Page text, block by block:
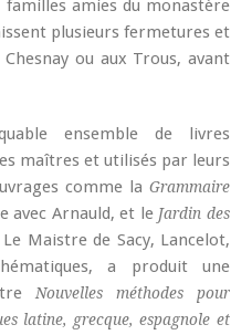
familles amies du monastère
plusieurs fermetures et
ou aux Trous, avant
ensemble de livres
maîtres et utilisés par leurs
comme la Grammaire
avec Arnauld, et le Jardin des
Maistre de Sacy, Lancelot,
a produit une
Nouvelles
méthodes pour
latine, grecque, espagnole et